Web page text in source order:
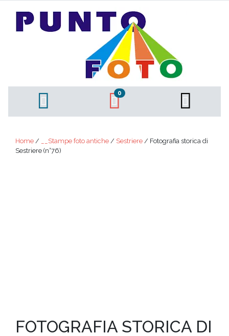
0
Home / __Stampe foto antiche / Sestriere / Fotografia storica di
Sestriere (n°76)
FOTOGRAFIA STORICA DI